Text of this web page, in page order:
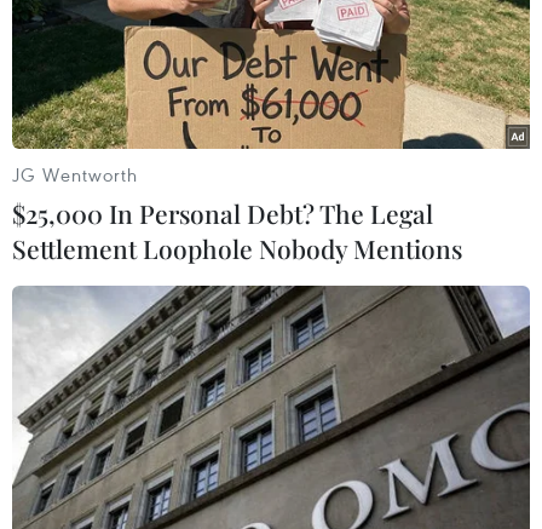
TIN LIÊN QUAN
Kiều bào Việt Nam tại Thái Lan hướng về
biển đảo quê hương
JG Wentworth
$25,000 In Personal Debt? The Legal
Settlement Loophole Nobody Mentions